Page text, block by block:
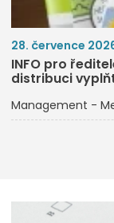
28. července
INFO pro
distribuci
Management -